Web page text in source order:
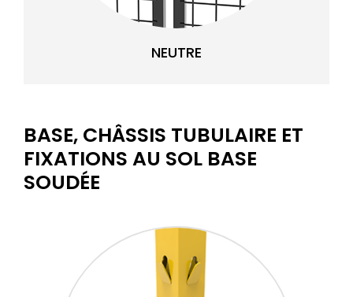
NEUTRE
BASE, CHÂSSIS TUBULAIRE ET
FIXATIONS AU SOL BASE
SOUDÉE